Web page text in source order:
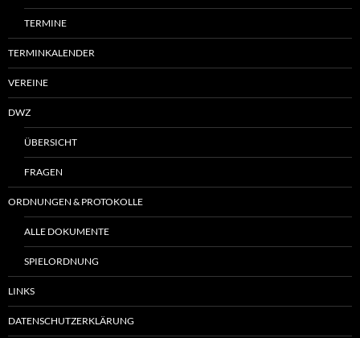
TERMINE
TERMINKALENDER
VEREINE
DWZ
ÜBERSICHT
FRAGEN
ORDNUNGEN & PROTOKOLLE
ALLE DOKUMENTE
SPIELORDNUNG
LINKS
DATENSCHUTZERKLÄRUNG